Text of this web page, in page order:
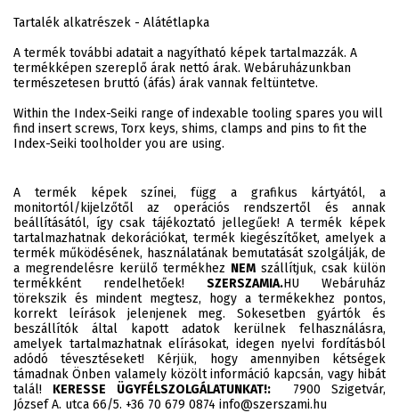
Tartalék alkatrészek - Alátétlapka
A termék további adatait a nagyítható képek tartalmazzák. A
termékképen szereplő árak nettó árak. Webáruházunkban
természetesen bruttó (áfás) árak vannak feltüntetve.
Within the Index-Seiki range of indexable tooling spares you will
find insert screws, Torx keys, shims, clamps and pins to fit the
Index-Seiki toolholder you are using.
A termék képek színei, függ a grafikus kártyától, a
monitortól/kijelzőtől az operációs rendszertől és annak
beállításától, így csak tájékoztató jellegűek! A termék képek
tartalmazhatnak dekorációkat, termék kiegészítőket, amelyek a
termék működésének, használatának bemutatását szolgálják, de
a megrendelésre kerülő termékhez NEM szállítjuk, csak külön
termékként rendelhetőek! SZERSZAMIA.HU Webáruház
törekszik és mindent megtesz, hogy a termékekhez pontos,
korrekt leírások jelenjenek meg. Sokesetben gyártók és
beszállítók által kapott adatok kerülnek felhasználásra,
amelyek tartalmazhatnak elírásokat, idegen nyelvi fordításból
adódó tévesztéseket! Kérjük, hogy amennyiben kétségek
támadnak Önben valamely közölt információ kapcsán, vagy hibát
talál! KERESSE ÜGYFÉLSZOLGÁLATUNKAT!:7900 Szigetvár,
József A. utca 66/5. +36 70 679 0874 info@szerszami.hu